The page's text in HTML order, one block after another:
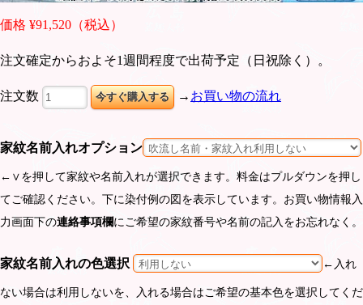
価格 ¥91,520（税込）
注文確定からおよそ1週間程度で出荷予定（日祝除く）。
注文数 → お買い物の流れ
家紋名前入れオプション
←∨を押して家紋や名前入れが選択できます。料金はプルダウンを押し
てご確認ください。下に染付例の図を表示しています。お買い物情報入
力画面下の連絡事項欄にご希望の家紋番号や名前の記入をお忘れなく。
家紋名前入れの色選択 ←入れ
ない場合は利用しないを、入れる場合はご希望の基本色を選択してくだ